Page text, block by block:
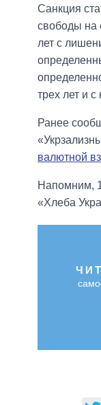
Санкция
свободы на
лет с
трех лет и
Ранее
валютной
Напомним,
«Хлеба